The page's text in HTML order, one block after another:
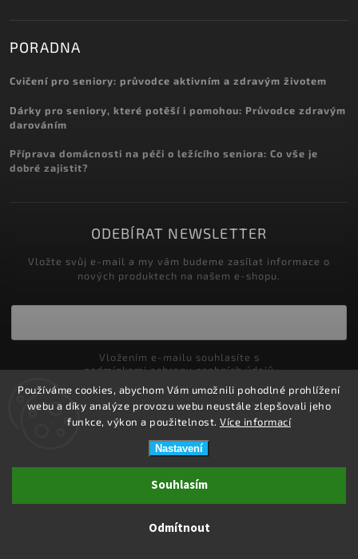
Používáme cookies, abychom Vám umožnili pohodlné prohlížení
webu a díky analýze provozu webu neustále zlepšovali jeho
funkce, výkon a použitelnost. Více informací
Nastavení
Odmítnout
Souhlasím
PORADNA
Cvičení pro seniory: průvodce aktivním a zdravým životem
Dárky pro seniory, které potěší i pomohou: Průvodce zdravým
darováním
Příprava domácnosti na péči o ležícího seniora: Co vše je
dobré zajistit?
ODEBÍRAT NEWSLETTER
Vložte svůj e-mail a my vám budeme zasílat informace o
nových produktech na našem e-shopu.
podmínkami ochrany osobních údajů
Přihlásit se
ZDRAVOTNÍ POTŘEBY DRDLOVÁ
Upravit nastavení cookies